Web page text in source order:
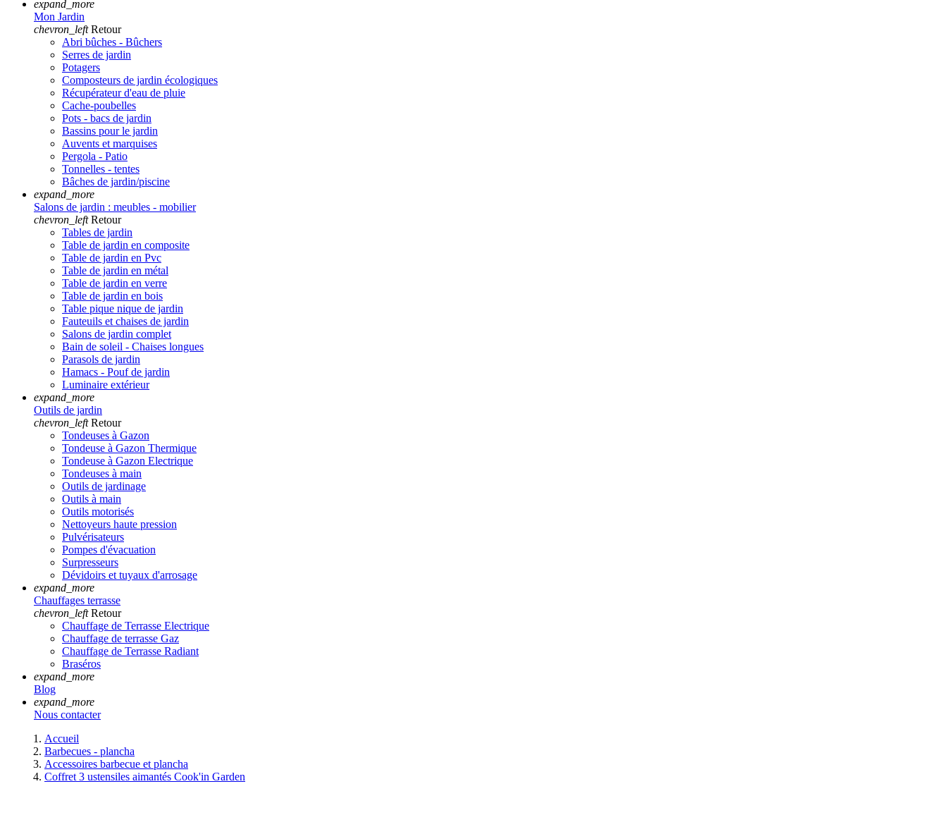
expand_more
Mon Jardin
chevron_left Retour
Abri bûches - Bûchers
Serres de jardin
Potagers
Composteurs de jardin écologiques
Récupérateur d'eau de pluie
Cache-poubelles
Pots - bacs de jardin
Bassins pour le jardin
Auvents et marquises
Pergola - Patio
Tonnelles - tentes
Bâches de jardin/piscine
expand_more
Salons de jardin : meubles - mobilier
chevron_left Retour
Tables de jardin
Table de jardin en composite
Table de jardin en Pvc
Table de jardin en métal
Table de jardin en verre
Table de jardin en bois
Table pique nique de jardin
Fauteuils et chaises de jardin
Salons de jardin complet
Bain de soleil - Chaises longues
Parasols de jardin
Hamacs - Pouf de jardin
Luminaire extérieur
expand_more
Outils de jardin
chevron_left Retour
Tondeuses à Gazon
Tondeuse à Gazon Thermique
Tondeuse à Gazon Electrique
Tondeuses à main
Outils de jardinage
Outils à main
Outils motorisés
Nettoyeurs haute pression
Pulvérisateurs
Pompes d'évacuation
Surpresseurs
Dévidoirs et tuyaux d'arrosage
expand_more
Chauffages terrasse
chevron_left Retour
Chauffage de Terrasse Electrique
Chauffage de terrasse Gaz
Chauffage de Terrasse Radiant
Braséros
expand_more
Blog
expand_more
Nous contacter
Accueil
Barbecues - plancha
Accessoires barbecue et plancha
Coffret 3 ustensiles aimantés Cook'in Garden